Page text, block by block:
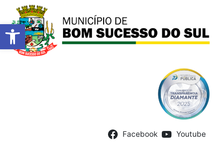
Barra de Ferramentas
Facebook Youtube